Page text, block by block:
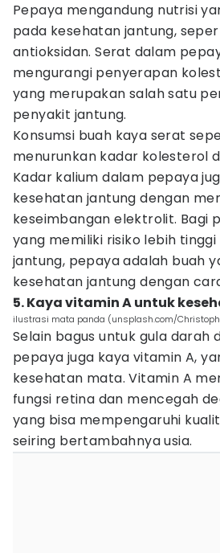
Pepaya mengandung nutrisi
pada kesehatan jantung,
antioksidan. Serat dalam
mengurangi penyerapan
yang merupakan salah satu
penyakit jantung.
Konsumsi buah kaya serat
menurunkan kadar kolesterol
Kadar kalium dalam pepaya
kesehatan jantung dengan
keseimbangan elektrolit. Bagi
yang memiliki risiko lebih
jantung, pepaya adalah buah
kesehatan jantung dengan
5. Kaya vitamin A untuk
ilustrasi mata panda (unsplash.com/
Selain bagus untuk gula darah
pepaya juga kaya vitamin A,
kesehatan mata. Vitamin A
fungsi retina dan mencegah
yang bisa mempengaruhi
seiring bertambahnya usia.